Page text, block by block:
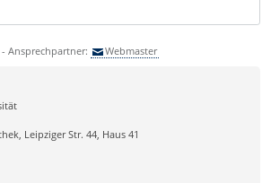
Ansprechpartner: Webmaster
Leipziger Str. 44, Haus 41